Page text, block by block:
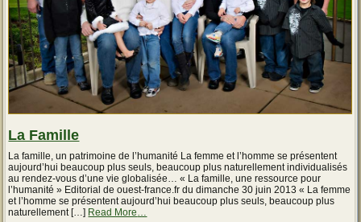
La Famille
La famille, un patrimoine de l’humanité La femme et l’homme se présentent
aujourd’hui beaucoup plus seuls, beaucoup plus naturellement individualisés
au rendez-vous d’une vie globalisée… « La famille, une ressource pour
l’humanité » Editorial de ouest-france.fr du dimanche 30 juin 2013 « La femme
et l’homme se présentent aujourd’hui beaucoup plus seuls, beaucoup plus
naturellement […] Read More…